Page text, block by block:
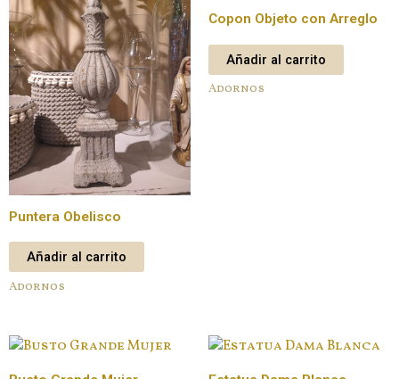
Puntera Obelisco
Añadir al carrito
Adornos
Copon Objeto con Arreglo
Añadir al carrito
Adornos